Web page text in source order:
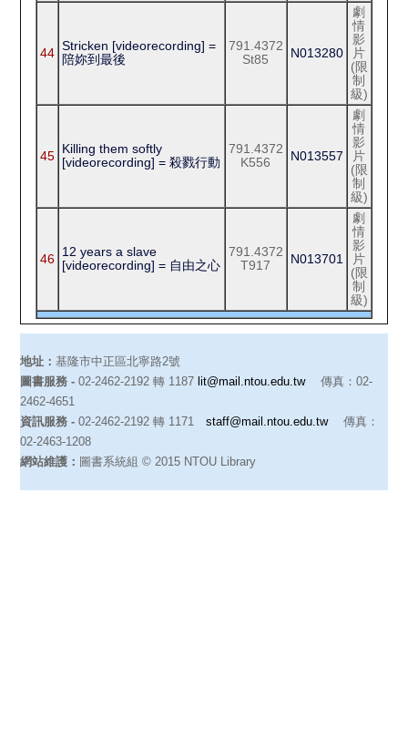
44 Stricken [videorecording] =
陪妳到最後
791.4372
St85
N013280
劇
情
影
片
(限
制
級)
45 Killing them softly
[videorecording] = 殺戮行動
791.4372
K556
N013557
劇
情
影
片
(限
制
級)
46 12 years a slave
[videorecording] = 自由之心
791.4372
T917
N013701
劇
情
影
片
(限
制
級)
地址：基隆市中正區北寧路2號
圖書服務 -02-2462-2192 轉 1187 lit@mail.ntou.edu.tw傳真：02-
2462-4651
資訊服務 -02-2462-2192 轉 1171staff@mail.ntou.edu.tw傳真：
02-2463-1208
網站維護： 圖書系統組 © 2015 NTOU Library